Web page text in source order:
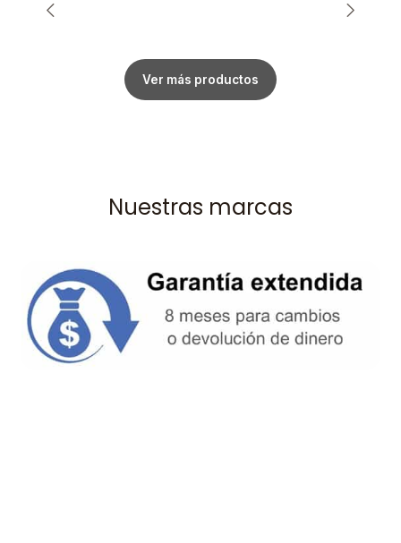
Ver más productos
Nuestras marcas